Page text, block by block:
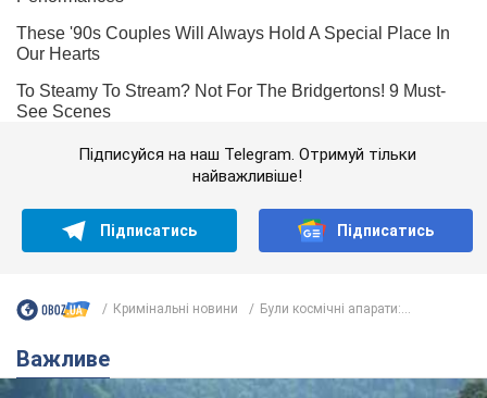
Підписуйся на наш Telegram. Отримуй тільки
найважливіше!
Підписатись Підписатись
Кримінальні новини Були космічні апарати:...
Важливе